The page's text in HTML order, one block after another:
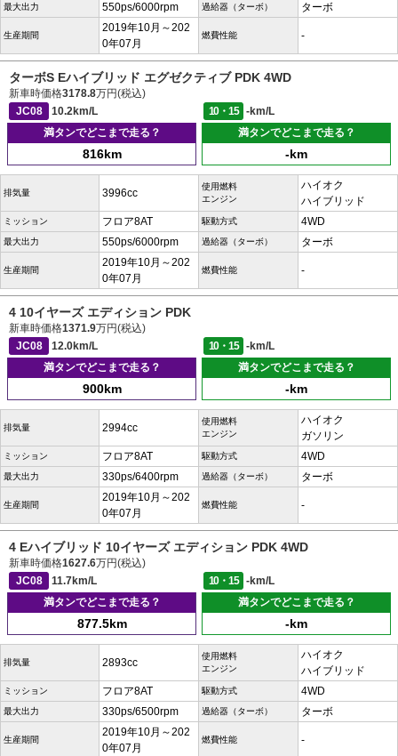
最大出力 550ps/6000rpm 過給器（ターボ） ターボ
生産期間
2019年10月～202
0年07月
燃費性能 -
ターボS Eハイブリッド エグゼクティブ PDK 4WD
新車時価格3178.8万円(税込)
JC08
10.2km/L 10・15
-km/L
満タンでどこまで走る？
816km
満タンでどこまで走る？
-km
排気量 3996cc
使用燃料
エンジン
ハイオク
ハイブリッド
ミッション フロア8AT 駆動方式 4WD
最大出力 550ps/6000rpm 過給器（ターボ） ターボ
生産期間
2019年10月～202
0年07月
燃費性能 -
4 10イヤーズ エディション PDK
新車時価格1371.9万円(税込)
JC08
12.0km/L 10・15
-km/L
満タンでどこまで走る？
900km
満タンでどこまで走る？
-km
排気量 2994cc
使用燃料
エンジン
ハイオク
ガソリン
ミッション フロア8AT 駆動方式 4WD
最大出力 330ps/6400rpm 過給器（ターボ） ターボ
生産期間
2019年10月～202
0年07月
燃費性能 -
4 Eハイブリッド 10イヤーズ エディション PDK 4WD
新車時価格1627.6万円(税込)
JC08
11.7km/L 10・15
-km/L
満タンでどこまで走る？
877.5km
満タンでどこまで走る？
-km
排気量 2893cc
使用燃料
エンジン
ハイオク
ハイブリッド
ミッション フロア8AT 駆動方式 4WD
最大出力 330ps/6500rpm 過給器（ターボ） ターボ
生産期間
2019年10月～202
0年07月
燃費性能 -